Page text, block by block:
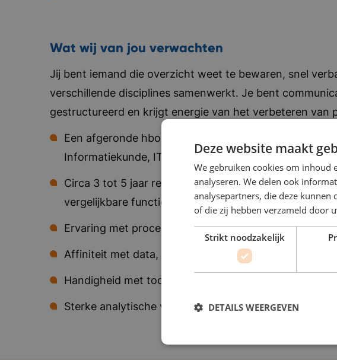
Wat wij van jou verwachten
Jij bent iemand die overzicht weet te bewaren, snel
verschillende disciplines samenwerkt. Je bent
gestructureerd en krijgt energie van het verbeteren van
Een afgeronde hbo- of wo-opleiding, bijvoorbeeld in
Informatiekunde, IT of Economie.
Circa 3 tot 5 jaar relevante werkervaring als
vergelijkbare functie.
Ervaring met procesoptimalisatie en
Affiniteit met data, dashboards en rapportages.
Handigheid met tools zoals Quicksight, Office 365 en
Sterke analytische vaardigheden en een proactieve
Deze website maakt
We gebruiken cookies om inhoud
analyseren. We delen ook
analysepartners, die deze
of die zij hebben verzameld door
Strikt noodzakelijk
DETAILS WEERGEVEN